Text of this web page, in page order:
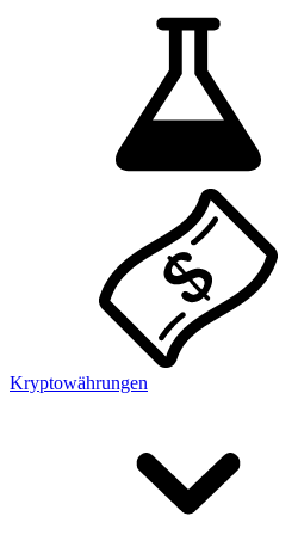
Kryptowährungen